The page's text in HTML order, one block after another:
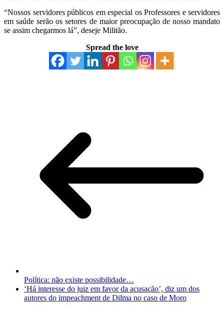
“Nossos servidores públicos em especial os Professores e servidores
em saúde serão os setores de maior preocupação de nosso mandato
se assim chegarmos lá”, deseje Militão.
Spread the love
Política: não existe possibilidade…
‘Há interesse do juiz em favor da acusação’, diz um dos
autores do impeachment de Dilma no caso de Moro